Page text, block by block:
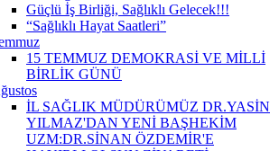
Güçlü İş Birliği, Sağlıklı Gelecek!!!
“Sağlıklı Hayat Saatleri”
15 TEMMUZ DEMOKRASİ VE MİLLİ
BİRLİK GÜNÜ
İL SAĞLIK MÜDÜRÜMÜZ DR.YASİN
YILMAZ'DAN YENİ BAŞHEKİM
UZM:DR.SİNAN ÖZDEMİR'E